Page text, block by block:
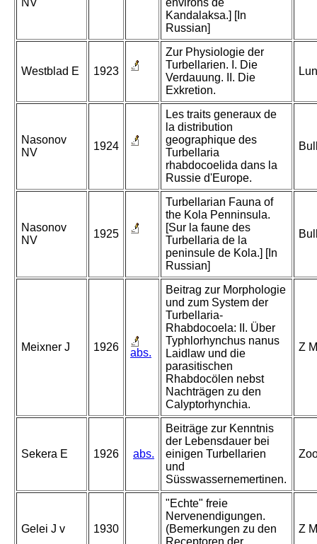
NV
environs de
Kandalaksa.] [In
Russian]
Westblad E 1923
Zur Physiologie der
Turbellarien. I. Die
Verdauung. II. Die
Exkretion.
Nasonov
NV
1924
Les traits generaux de
la distribution
geographique des
Turbellaria
rhabdocoelida dans la
Russie d'Europe.
Nasonov
NV
1925
Turbellarian Fauna of
the Kola Penninsula.
[Sur la faune des
Turbellaria de la
peninsule de Kola.] [In
Russian]
Meixner J 1926 abs.
Beitrag zur Morphologie
und zum System der
Turbellaria-
Rhabdocoela: II. Über
Typhlorhynchus nanus
Laidlaw und die
parasitischen
Rhabdocölen nebst
Nachträgen zu den
Calyptorhynchia.
Z
Sekera E 1926 abs.
Beiträge zur Kenntnis
der Lebensdauer bei
einigen Turbellarien
und
Süsswassernemertinen.
Gelei J v 1930
"Echte" freie
Nervenendigungen.
(Bemerkungen zu den
Z